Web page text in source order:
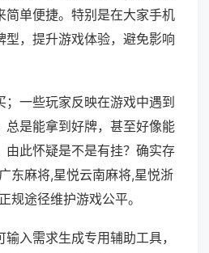
简单便捷。特别是在大家手机
型，提升游戏体验，避免影响
一些玩家反映在游戏中遇到
总是能拿到好牌，甚至好像能
由此怀疑是不是有挂？确实存
东麻将,星悦云南麻将,星悦浙
规途径维护游戏公平。
入需求生成专用辅助工具，